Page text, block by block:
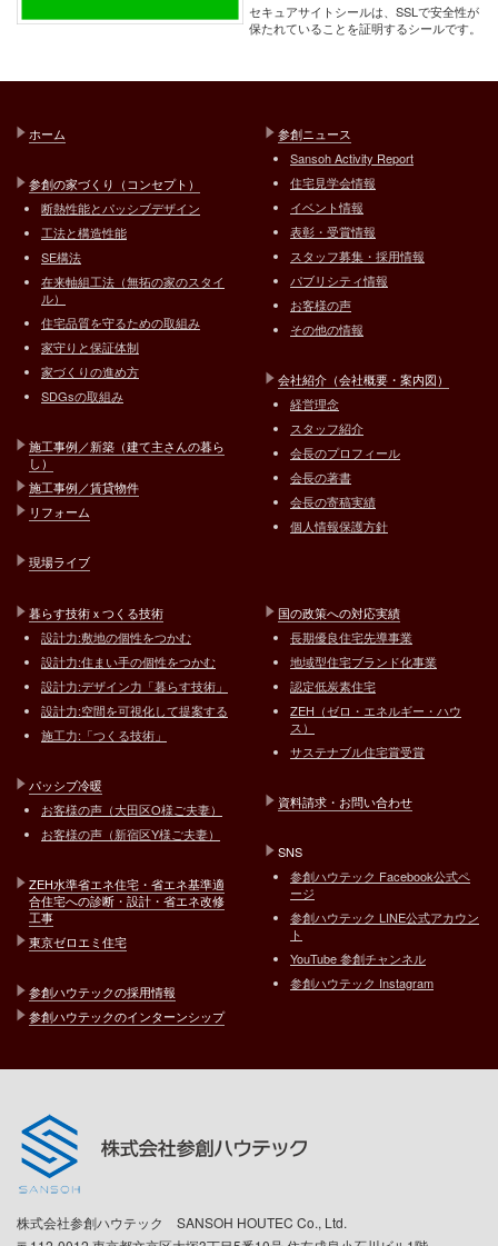
セキュアサイトシールは、SSLで安全性が
保たれていることを証明するシールです。
ホーム
参創の家づくり（コンセプト）
断熱性能とパッシブデザイン
工法と構造性能
SE構法
在来軸組工法（無拓の家のスタイ
ル）
住宅品質を守るための取組み
家守りと保証体制
家づくりの進め方
SDGsの取組み
施工事例／新築（建て主さんの暮ら
し）
施工事例／賃貸物件
リフォーム
現場ライブ
参創ニュース
Sansoh Activity Report
住宅見学会情報
イベント情報
表彰・受賞情報
スタッフ募集・採用情報
パブリシティ情報
お客様の声
その他の情報
会社紹介（会社概要・案内図）
経営理念
スタッフ紹介
会長のプロフィール
会長の著書
会長の寄稿実績
個人情報保護方針
暮らす技術ｘつくる技術
設計力:敷地の個性をつかむ
設計力:住まい手の個性をつかむ
設計力:デザイン力「暮らす技術」
設計力:空間を可視化して提案する
施工力:「つくる技術」
パッシブ冷暖
お客様の声（大田区O様ご夫妻）
お客様の声（新宿区Y様ご夫妻）
ZEH水準省エネ住宅・省エネ基準適
合住宅への診断・設計・省エネ改修
工事
東京ゼロエミ住宅
参創ハウテックの採用情報
参創ハウテックのインターンシップ
国の政策への対応実績
長期優良住宅先導事業
地域型住宅ブランド化事業
認定低炭素住宅
ZEH（ゼロ・エネルギー・ハウ
ス）
サステナブル住宅賞受賞
資料請求・お問い合わせ
SNS
参創ハウテック Facebook公式ペ
ージ
参創ハウテック LINE公式アカウン
ト
YouTube 参創チャンネル
参創ハウテック Instagram
株式会社参創ハウテック SANSOH HOUTEC Co., Ltd.